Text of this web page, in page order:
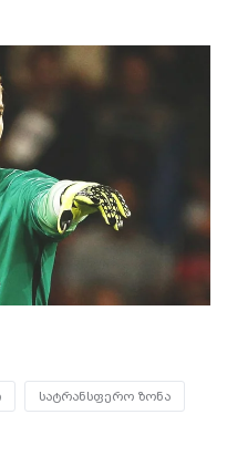
სატრანსფერო ზონა